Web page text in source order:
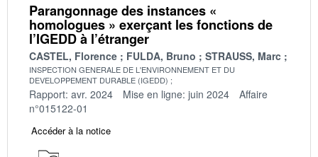
Parangonnage des instances «
homologues » exerçant les fonctions de
l’IGEDD à l’étranger
CASTEL, Florence FULDA, Bruno STRAUSS, Marc
INSPECTION GENERALE DE L'ENVIRONNEMENT ET DU
DEVELOPPEMENT DURABLE (IGEDD)
Rapport: avr. 2024 Mise en ligne: juin 2024
Affaire
n°015122-01
Accéder à la notice